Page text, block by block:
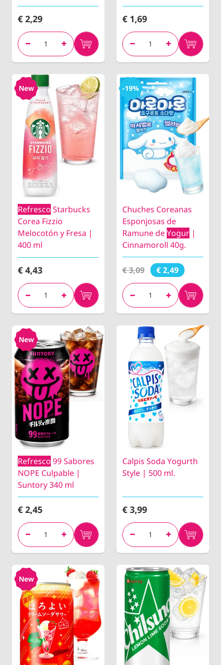
€ 2,29 € 1,69
New
Refresco Starbucks
Corea Fizzio
Melocotón y Fresa |
400 ml
€ 4,43
-19%
Chuches Coreanas
Esponjosas de
Ramune deYogur |
Cinnamoroll 40g.
€ 3,09 € 2,49
New
Refresco 99 Sabores
NOPE Culpable |
Suntory 340 ml
€ 2,45
Calpis Soda Yogurth
Style | 500 ml.
€ 3,99
New